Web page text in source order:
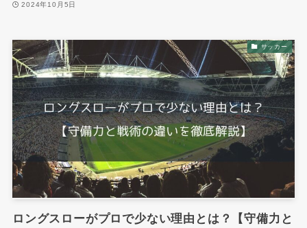
2024年10月5日
サッカー
ロングスローがプロで少ない理由とは？【守備力と